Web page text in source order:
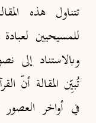
تتناول هذه
للمسيحيين
وبالاستناد إلى
تُبيِّن المقالة أن
في أواخر العصور